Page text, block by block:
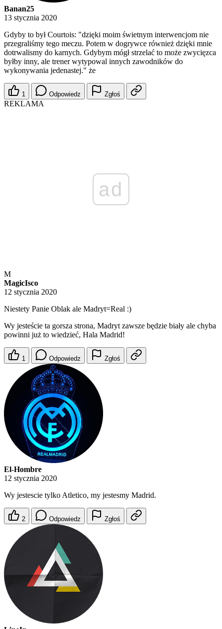
Banan25
13 stycznia 2020
Gdyby to był Courtois: "dzięki moim świetnym interwencjom nie
przegraliśmy tego meczu. Potem w dogrywce również dzięki mnie
dotrwalismy do karnych. Gdybym mógł strzelać to może zwycięzca
byłby inny, ale trener wytypowal innych zawodników do
wykonywania jedenastej." że
1 Odpowiedz Zgłoś
REKLAMA
ad
M
MagicIsco
12 stycznia 2020
Niestety Panie Oblak ale Madryt=Real :)
Wy jesteście ta gorsza strona, Madryt zawsze będzie biały ale chyba
powinni już to wiedzieć, Hala Madrid!
1 Odpowiedz Zgłoś
El-Hombre
12 stycznia 2020
Wy jestescie tylko Atletico, my jestesmy Madrid.
2 Odpowiedz Zgłoś